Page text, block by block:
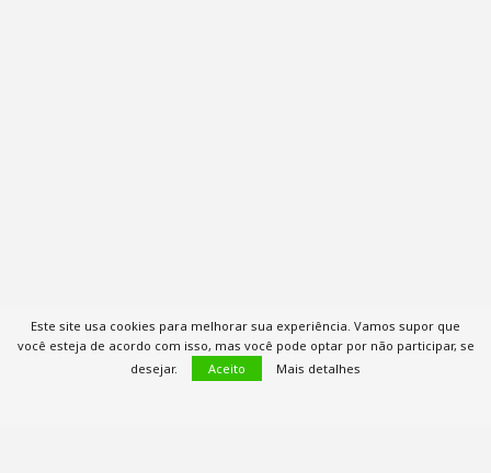
Este site usa cookies para melhorar sua experiência. Vamos supor que
você esteja de acordo com isso, mas você pode optar por não participar, se
desejar.
Aceito Mais detalhes